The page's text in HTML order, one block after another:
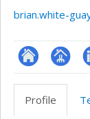
brian.white-
ResearchGate
Page
Profile